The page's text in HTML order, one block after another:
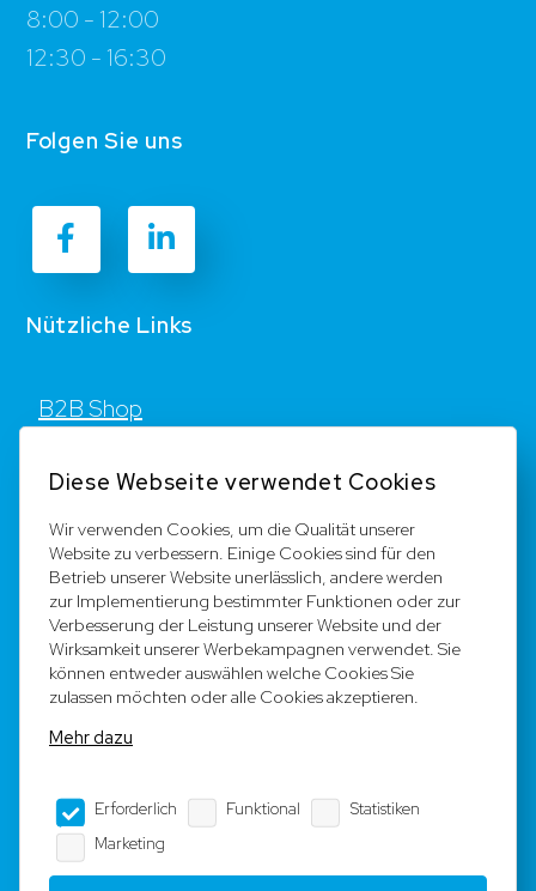
8:00 - 12:00
12:30 - 16:30
Folgen Sie uns
Nützliche Links
B2B Shop
Registrieren
Team
Rechtliche Hinweise
Impressum
Datenschutz
Diese Webseite verwendet Cookies
Wir verwenden Cookies, um die Qualität unserer
Website zu verbessern. Einige Cookies sind für den
Betrieb unserer Website unerlässlich, andere werden
zur Implementierung bestimmter Funktionen oder zur
Verbesserung der Leistung unserer Website und der
Wirksamkeit unserer Werbekampagnen verwendet. Sie
können entweder auswählen welche Cookies Sie
zulassen möchten oder alle Cookies akzeptieren.
Mehr dazu
Erforderlich Funktional
Statistiken
Marketing